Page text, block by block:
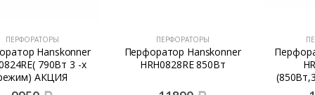
ПЕРФОРАТОРЫ
Hanskonner
790Вт 3 -х
АКЦИЯ
ПЕРФОРАТОРЫ
Перфоратор Hanskonner
HRH0828RE 850Вт